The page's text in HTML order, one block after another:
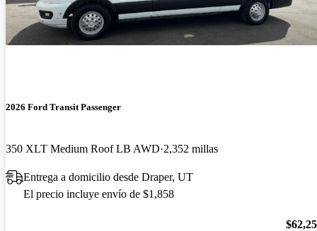
2026 Ford Transit Passenger
350 XLT Medium Roof LB AWD 2,352 millas
Entrega a domicilio desde Draper, UT
El precio incluye envío de $1,858